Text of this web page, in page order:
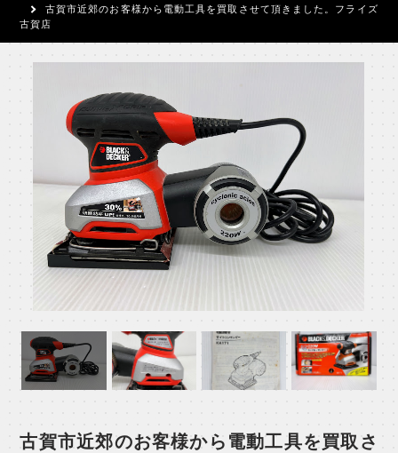
古賀市近郊のお客様から電動工具を買取させて頂きました。フライズ
古賀店
古賀市近郊のお客様から電動工具を買取さ